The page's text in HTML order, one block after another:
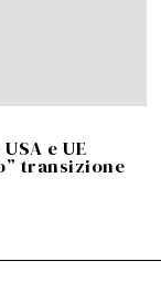
e UE
transizione